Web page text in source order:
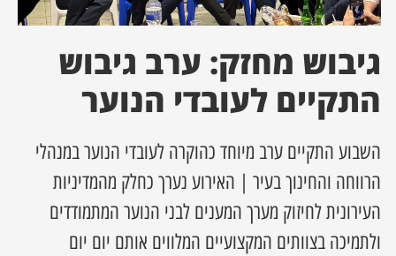
מקומית
עסקים
גיבוש מחזק: ערב גיבוש
התקיים לעובדי הנוער
השבוע התקיים ערב מיוחד כהוקרה לעובדי הנוער במנהלי
הרווחה והחינוך בעיר | האירוע נערך כחלק מהמדיניות
העירונית לחיזוק מערך המענים לבני הנוער המתמודדים
ולתמיכה בצוותים המקצועיים המלווים אותם יום יום